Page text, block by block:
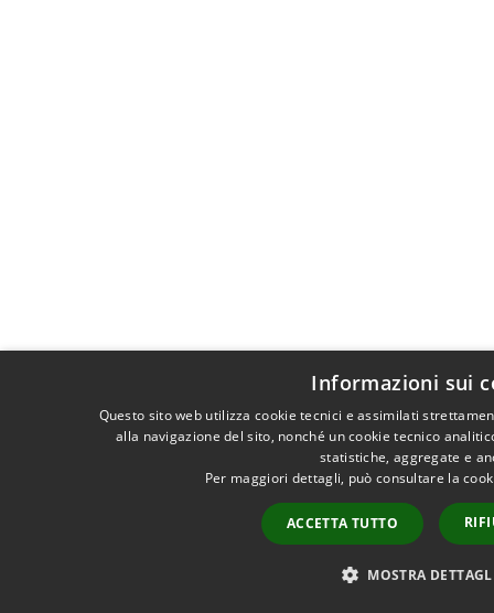
Informazioni sui
Questo sito web utilizza cookie tecnici e assimilati
alla navigazione del sito, nonché un cookie tecnico
statistiche, aggregate e
Per maggiori dettagli, può consultare la
ACCETTA TUTTO
MOSTRA